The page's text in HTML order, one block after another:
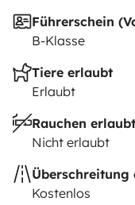
Führerschein
B-Klasse
Tiere erlaubt
Erlaubt
Rauchen erlaubt
Nicht erlaubt
Überschreitung
Kostenlos